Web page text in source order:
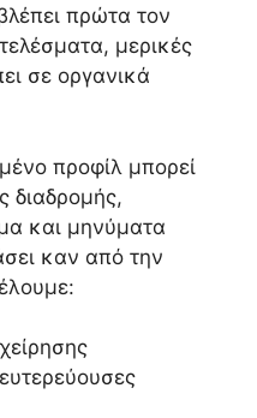
πρώτα τον
μερικές
σε οργανικά
προφίλ μπορεί
διαδρομής,
και μηνύματα
καν από την